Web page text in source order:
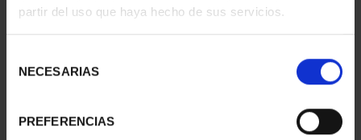
partir del uso que haya hecho de sus servicios.
NECESARIAS
PREFERENCIAS
CAPITALES DE
PROVINCIA COLECCION
3.796,00 €